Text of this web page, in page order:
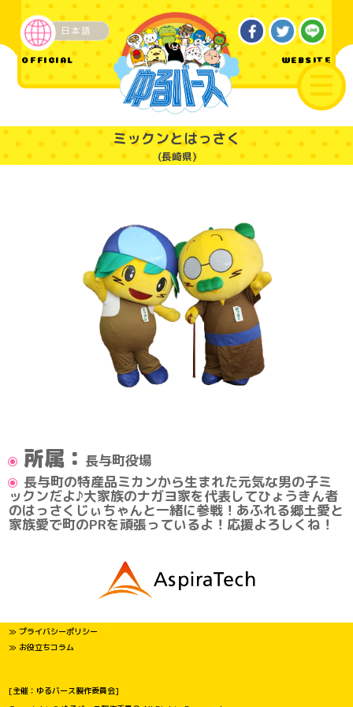
OFFICIAL WEBSITE
日本語
ご当地
ミックンとはっさく
(長崎県)
所属： 長与町役場
長与町の特産品ミカンから生まれた元気な男の子ミ
ックンだよ♪大家族のナガヨ家を代表してひょうきん者
のはっさくじぃちゃんと一緒に参戦！あふれる郷土愛と
家族愛で町のPRを頑張っているよ！応援よろしくね！
≫ プライバシーポリシー
≫ お役立ちコラム
[主催：ゆるバース製作委員会]